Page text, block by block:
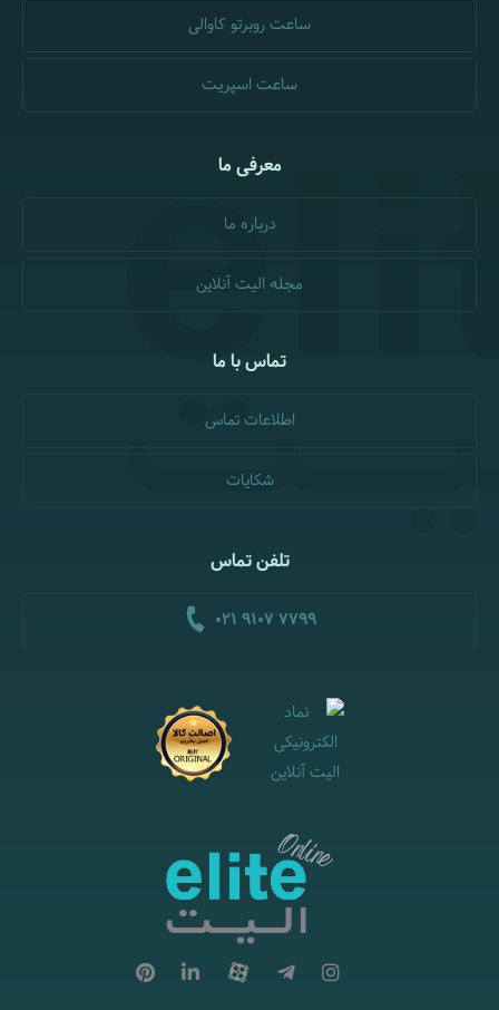
ساعت روبرتو کاوالی
ساعت اسپریت
معرفی ما
درباره ما
مجله الیت آنلاین
تماس با ما
اطلاعات تماس
شکایات
تلفن تماس
021 9107 7799